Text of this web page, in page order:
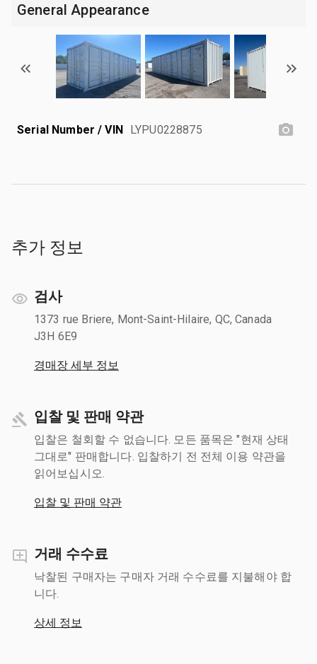
General Appearance
Serial Number / VIN LYPU0228875
추가 정보
검사
1373 rue Briere, Mont-Saint-Hilaire, QC, Canada
J3H 6E9
경매장 세부 정보
입찰 및 판매 약관
입찰은 철회할 수 없습니다. 모든 품목은 "현재 상태
그대로" 판매합니다. 입찰하기 전 전체 이용 약관을
읽어보십시오.
입찰 및 판매 약관
거래 수수료
낙찰된 구매자는 구매자 거래 수수료를 지불해야 합
니다.
상세 정보